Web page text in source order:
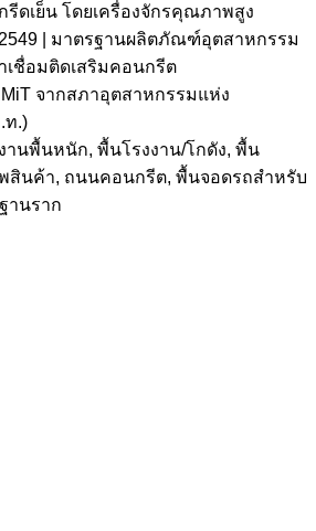
รีดเย็น โดยเครื่องจักรคุณภาพสูง
| มาตรฐานผลิตภัณฑ์อุตสาหกรรม
เชื่อมติดเสริมคอนกรีต
จากสภาอุตสาหกรรมแห่ง
ท.)
านพื้นหนัก, พื้นโรงงาน/โกดัง, พื้น
สินค้า, ถนนคอนกรีต, พื้นจอดรถสำหรับ
านราก